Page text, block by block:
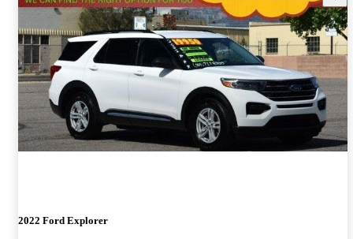
2022 Ford Explorer